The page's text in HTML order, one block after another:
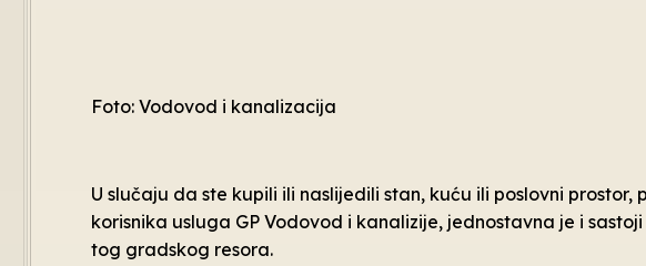
Foto: Vodovod i kanalizacija
U slučaju da ste kupili ili naslijedili stan, kuću ili poslovni
korisnika usluga GP Vodovod i kanalizije, jednostavna je i
tog gradskog resora.